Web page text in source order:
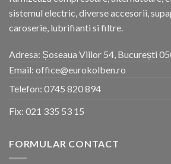
sistemul electric, diverse accesorii,
caroserie, lubrifianti si filtre.
Adresa: Șoseaua Viilor 54, București
Email: office@eurokolben.ro
Telefon: 0745 820 894
Fix: 021 335 53 15
FORMULAR CONTACT